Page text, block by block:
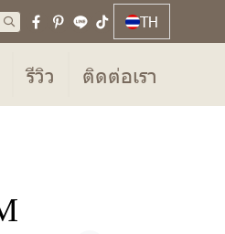
TH
รีวิว ติดต่อเรา